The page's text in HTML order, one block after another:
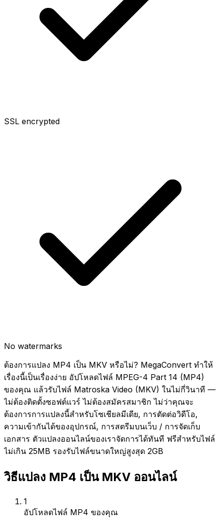
SSL encrypted
No watermarks
ต้องการแปลง MP4 เป็น MKV หรือไม่? MegaConvert ทำให้
เรื่องนี้เป็นเรื่องง่าย อัปโหลดไฟล์ MPEG-4 Part 14 (MP4)
ของคุณ แล้วรับไฟล์ Matroska Video (MKV) ในไม่กี่วินาที —
ไม่ต้องติดตั้งซอฟต์แวร์ ไม่ต้องสมัครสมาชิก ไม่ว่าคุณจะ
ต้องการการแปลงนี้สำหรับโซเชียลมีเดีย, การตัดต่อวิดีโอ,
ความเข้ากันได้ของอุปกรณ์, การสตรีมบนเว็บ / การจัดเก็บ
เอกสาร ตัวแปลงออนไลน์ของเราจัดการได้ทันที ฟรีสำหรับไฟล์
ไม่เกิน 25MB รองรับไฟล์ขนาดใหญ่สูงสุด 2GB
วิธีแปลง MP4 เป็น MKV ออนไลน์
1
อัปโหลดไฟล์ MP4 ของคุณ